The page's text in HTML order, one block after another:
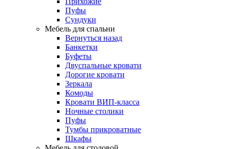
Пуфы
Сундуки
Мебель для спальни
Вернуться назад
Банкетки
Буфеты
Двуспальные кровати
Дорогие кровати
Зеркала
Комоды
Кровати ВИП-класса
Ночные столики
Пуфы
Тумбы прикроватные
Шкафы